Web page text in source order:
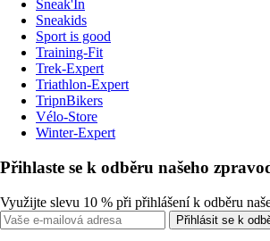
Sneak'In
Sneakids
Sport is good
Training-Fit
Trek-Expert
Triathlon-Expert
TripnBikers
Vélo-Store
Winter-Expert
Přihlaste se k odběru našeho
Využijte slevu 10 % při přihlášení k odběru
Přihlásit se k